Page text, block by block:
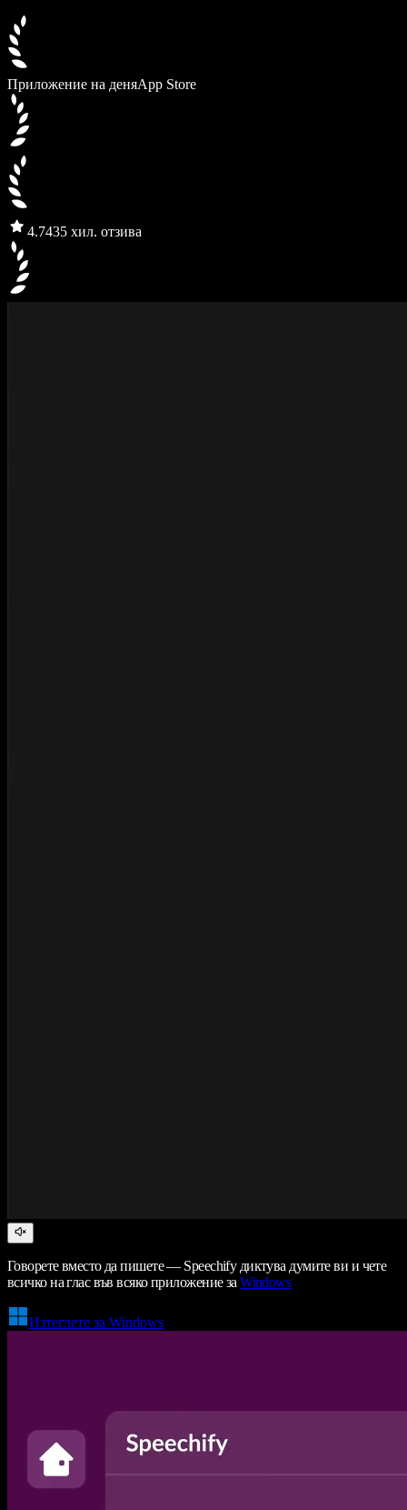
Приложение на деняApp Store
4.7435 хил. отзива
Говорете вместо да пишете — Speechify диктува думите ви и чете
всичко на глас във всяко приложение заWindows
Изтеглете за Windows